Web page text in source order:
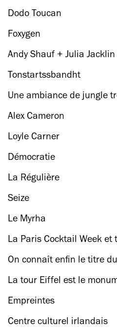
Dodo Toucan
Foxygen
Andy Shauf + Julia
Tonstartssbandht
Une ambiance de jungle
métro Opéra
Alex Cameron
Loyle Carner
Démocratie
La Régulière
Seize
Le Myrha
La Paris Cocktail Week
pas manquer cette
On connaît enfin le titre
Wars'...
La tour Eiffel est le
au monde sur Instagram
Empreintes
Centre culturel irlandais